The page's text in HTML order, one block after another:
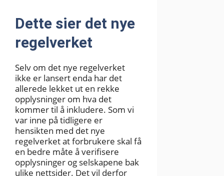
Dette sier det nye
regelverket
Selv om det nye regelverket
ikke er lansert enda har det
allerede lekket ut en rekke
opplysninger om hva det
kommer til å inkludere. Som vi
var inne på tidligere er
hensikten med det nye
regelverket at forbrukere skal få
en bedre måte å verifisere
opplysninger og selskapene bak
ulike nettsider. Det vil derfor